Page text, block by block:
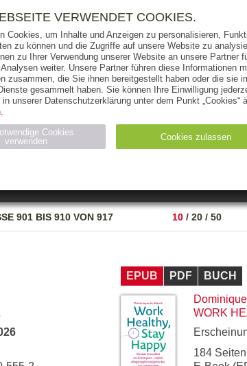
AUS DER REIHE
901 BIS 910 VON 917 10 / 20 / 50
EPUB PDF
BUCH
WORK
184 Seiten
CDS MP3 NON-BOOKS
AUTOREN VERLAG
RIGHTS PRESSE HANDEL FÜR UNTERNEHMEN
VERWENDET COOKIES.
Cookies, um Inhalte und Anzeigen zu personalisieren,
zu können und die Zugriffe auf unsere Website zu
zu Ihrer Verwendung unserer Website an unsere Partner
weiter. Unsere Partner führen diese Informationen
zusammen, die Sie ihnen bereitgestellt haben oder die sie
gesammelt haben. Sie können Ihre Einwilligung
in unserer Datenschutzerklärung unter dem Punkt „Cookies“
Cookies
verwenden
Cookies zulassen
Zweck
Wird für die Speicherung der Benutzer-Session verwendet